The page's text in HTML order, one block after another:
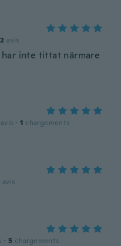
avis
inte tittat närmare
avis · 1 chargements
avis
· 5 chargements